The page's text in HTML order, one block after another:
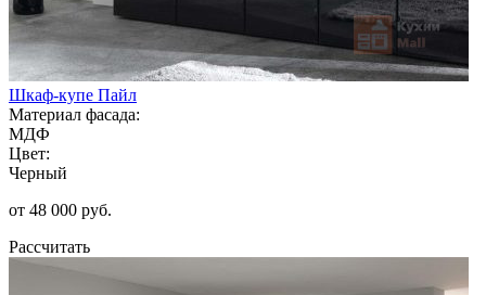
Шкаф-купе Пайл
Материал фасада:
МДФ
Цвет:
Черный
от 48 000 руб.
Рассчитать